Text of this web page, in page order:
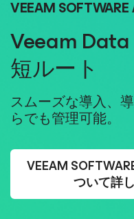
VEEAM
Veeam
短ルート
スムーズな導入、
らでも管理可能。
VEEAM
ついて詳